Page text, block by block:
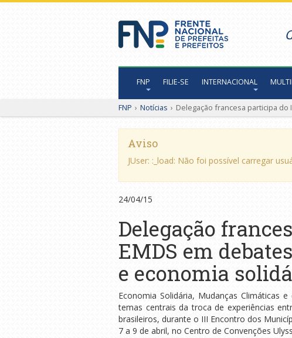
FNP FILIE-SE INTERNACIONAL
FNP › Notícias › Delegação francesa participa
Aviso
JUser: :_load: Não foi possível carregar
24/04/15
Delegação
EMDS em
e economia
Economia Solidária, Mudanças Climáticas
temas centrais da troca de experiências
brasileiros, durante o III Encontro dos
7 a 9 de abril, no Centro de Convenções